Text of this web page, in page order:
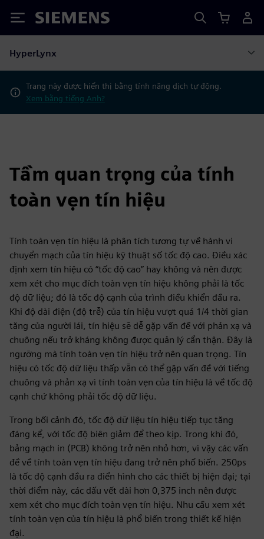
Siemens
HyperLynx
Trang này được hiển thị bằng tính năng dịch tự động.
Xem bằng tiếng Anh?
Tầm quan trọng của tính
toàn vẹn tín hiệu
Tính toàn vẹn tín hiệu là phân tích tương tự về hành vi
chuyển mạch của tín hiệu kỹ thuật số tốc độ cao. Điều xác
định xem tín hiệu có “tốc độ cao” hay không và nên được
xem xét cho mục đích toàn vẹn tín hiệu không phải là tốc
độ dữ liệu; đó là tốc độ cạnh của trình điều khiển đầu ra.
Khi độ dài điện (độ trễ) của tín hiệu vượt quá 1/4 thời gian
tăng của người lái, tín hiệu sẽ dễ gặp vấn đề với phản xạ và
chuông nếu trở kháng không được quản lý cẩn thận. Đây là
ngưỡng mà tính toàn vẹn tín hiệu trở nên quan trọng. Tín
hiệu có tốc độ dữ liệu thấp vẫn có thể gặp vấn đề với tiếng
chuông và phản xạ vì tính toàn vẹn của tín hiệu là về tốc độ
cạnh chứ không phải tốc độ dữ liệu.
Trong bối cảnh đó, tốc độ dữ liệu tín hiệu tiếp tục tăng
đáng kể, với tốc độ biên giảm để theo kịp. Trong khi đó,
bảng mạch in (PCB) không trở nên nhỏ hơn, vì vậy các vấn
đề về tính toàn vẹn tín hiệu đang trở nên phổ biến. 250ps
là tốc độ cạnh đầu ra điển hình cho các thiết bị hiện đại; tại
thời điểm này, các dấu vết dài hơn 0,375 inch nên được
xem xét cho mục đích toàn vẹn tín hiệu. Nhu cầu xem xét
tính toàn vẹn của tín hiệu là phổ biến trong thiết kế hiện
đại.